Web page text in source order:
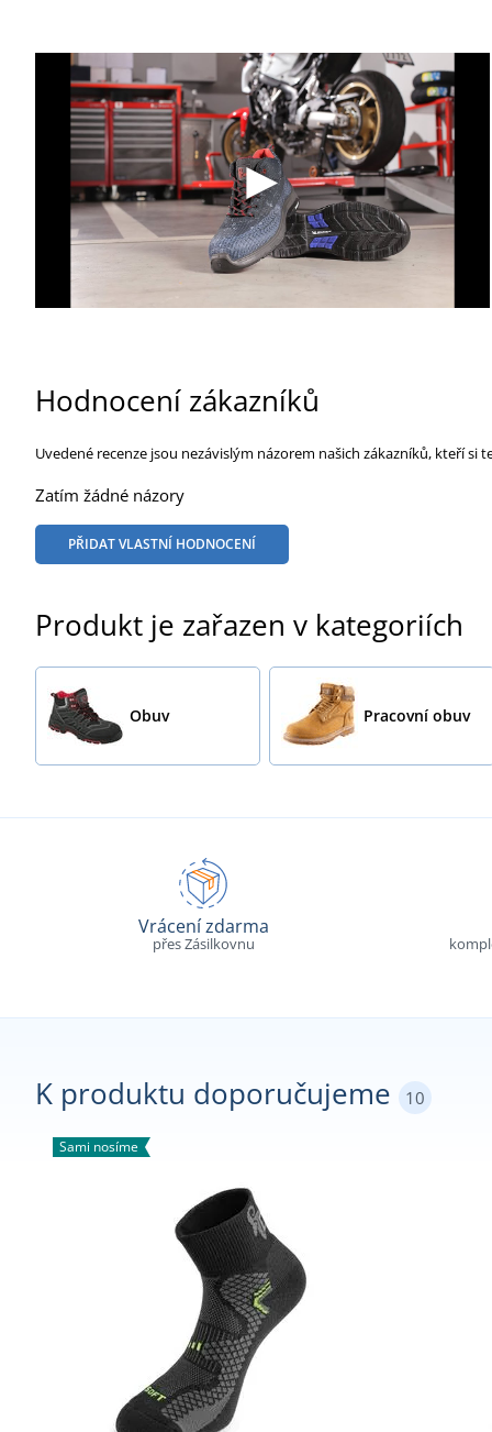
Hodnocení zákazníků
Uvedené recenze jsou nezávislým názorem našich zákazníků, kteří
Zatím žádné názory
PŘIDAT VLASTNÍ HODNOCENÍ
Produkt je zařazen v kategoriích
Obuv Pracovní obuv
Vrácení zdarma
přes Zásilkovnu
K produktu doporučujeme 10
Sami nosíme